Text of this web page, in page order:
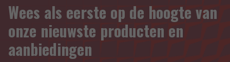
Wees als eerste op de hoogte van
onze nieuwste producten en
aanbiedingen